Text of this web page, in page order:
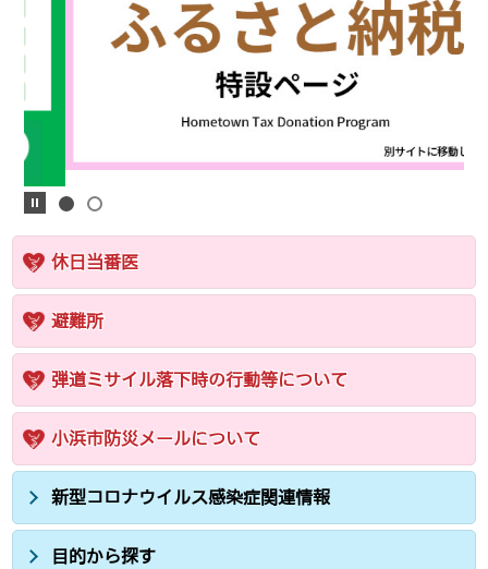
休日当番医
避難所
弾道ミサイル落下時の行動等について
小浜市防災メールについて
新型コロナウイルス感染症関連情報
目的から探す